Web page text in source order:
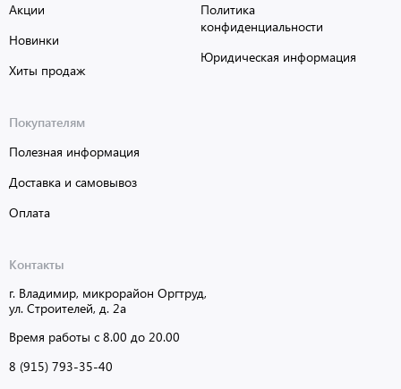
Акции
Новинки
Хиты продаж
Политика
конфиденциальности
Юридическая информация
Покупателям
Полезная информация
Доставка и самовывоз
Оплата
Контакты
г. Владимир, микрорайон Оргтруд,
ул. Строителей, д. 2а
Время работы с 8.00 до 20.00
8 (915) 793-35-40